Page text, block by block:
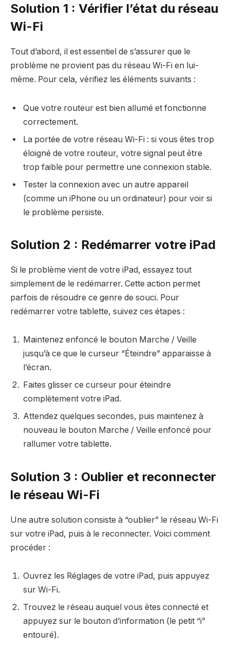
Solution 1 : Vérifier l’état du réseau
Wi-Fi
Tout d’abord, il est essentiel de s’assurer que le
problème ne provient pas du réseau Wi-Fi en lui-
même. Pour cela, vérifiez les éléments suivants :
Que votre routeur est bien allumé et fonctionne
correctement.
La portée de votre réseau Wi-Fi : si vous êtes trop
éloigné de votre routeur, votre signal peut être
trop faible pour permettre une connexion stable.
Tester la connexion avec un autre appareil
(comme un iPhone ou un ordinateur) pour voir si
le problème persiste.
Solution 2 : Redémarrer votre iPad
Si le problème vient de votre iPad, essayez tout
simplement de le redémarrer. Cette action permet
parfois de résoudre ce genre de souci. Pour
redémarrer votre tablette, suivez ces étapes :
Maintenez enfoncé le bouton Marche / Veille
jusqu’à ce que le curseur “Éteindre” apparaisse à
l’écran.
Faites glisser ce curseur pour éteindre
complètement votre iPad.
Attendez quelques secondes, puis maintenez à
nouveau le bouton Marche / Veille enfoncé pour
rallumer votre tablette.
Solution 3 : Oublier et reconnecter
le réseau Wi-Fi
Une autre solution consiste à “oublier” le réseau Wi-Fi
sur votre iPad, puis à le reconnecter. Voici comment
procéder :
Ouvrez les Réglages de votre iPad, puis appuyez
sur Wi-Fi.
Trouvez le réseau auquel vous êtes connecté et
appuyez sur le bouton d’information (le petit “i”
entouré).